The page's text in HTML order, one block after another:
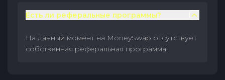
Есть ли реферальные программы?
На данный момент на MoneySwap отсутствует
собственная реферальная программа.